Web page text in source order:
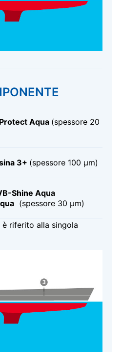
Aqua (spessore 20
3+ (spessore 100 μm)
Shine Aqua
(spessore 30 μm)
riferito alla singola